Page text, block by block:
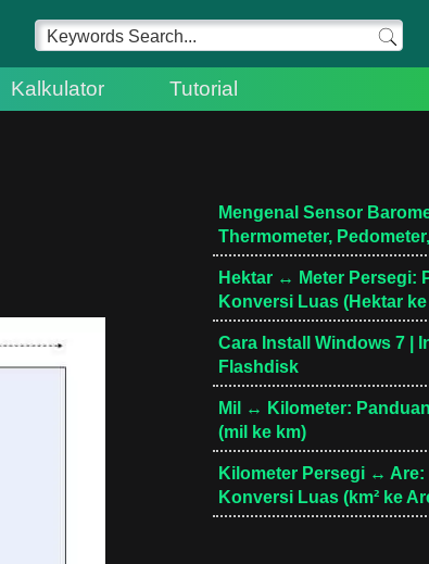
Kalkulator Tutorial
Mengenal Sensor
Thermometer,
Hektar ↔ Meter Persegi:
Konversi Luas (Hektar ke
Cara Install Windows 7 |
Flashdisk
Mil ↔ Kilometer:
(mil ke km)
Kilometer Persegi ↔ Are:
Konversi Luas (km² ke